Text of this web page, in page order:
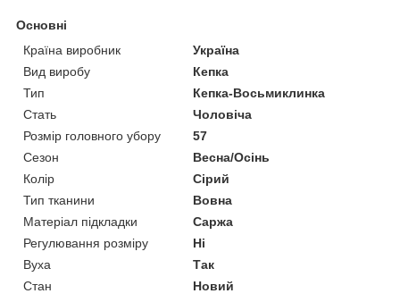
Основні
Країна виробник
Україна
Вид виробу
Кепка
Тип
Кепка-Восьмиклинка
Стать
Чоловіча
Розмір головного убору
57
Сезон
Весна/Осінь
Колір
Сірий
Тип тканини
Вовна
Матеріал підкладки
Саржа
Регулювання розміру
Ні
Вуха
Так
Стан
Новий